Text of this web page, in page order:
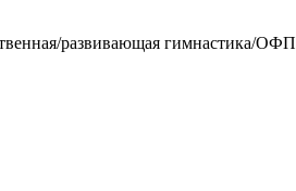
развивающая гимнастика/ОФП